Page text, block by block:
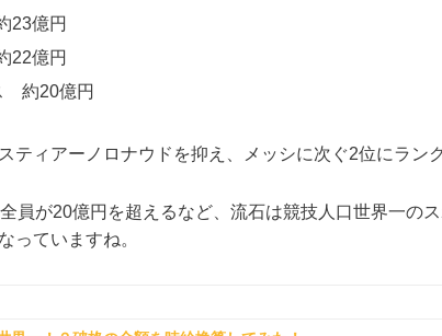
億円
億円
約20億円
ティアーノロナウドを抑え、メッシに次ぐ2位にラン
員が20億円を超えるなど、流石は競技人口世界一の
っていますね。